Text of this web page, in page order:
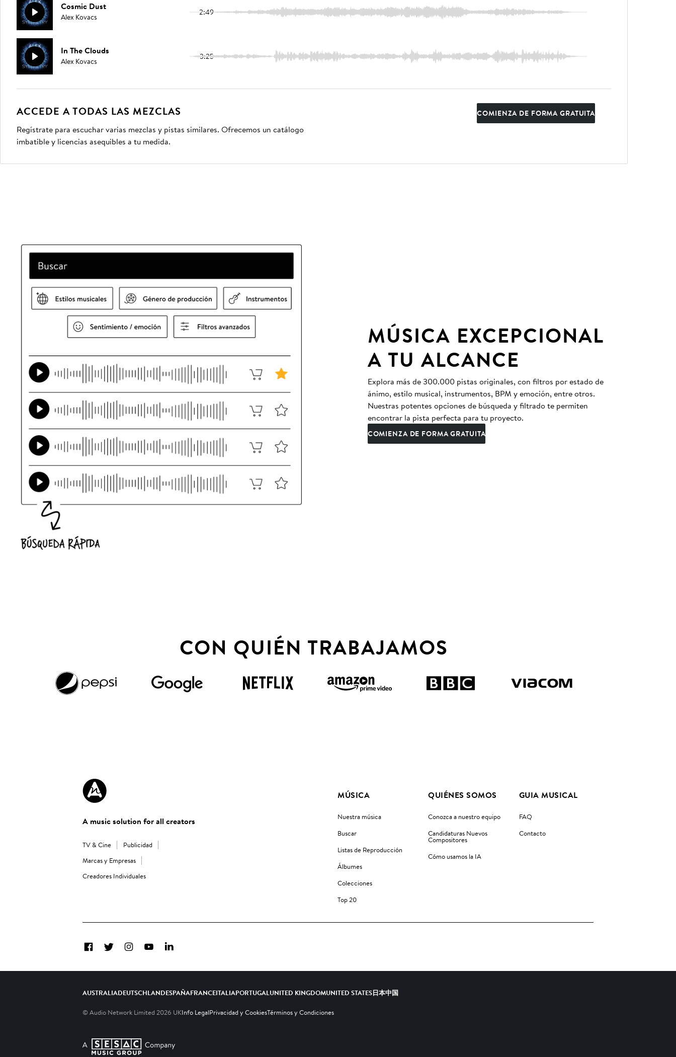
Cosmic Dust
Alex Kovacs 2:49
In The Clouds
Alex Kovacs 3:25
ACCEDE A TODAS LAS MEZCLAS
Regístrate para escuchar varias mezclas y pistas similares. Ofrecemos un catálogo
imbatible y licencias asequibles a tu medida.
COMIENZA DE FORMA GRATUITA
MÚSICA EXCEPCIONAL
A TU ALCANCE
Explora más de 300.000 pistas originales, con filtros por estado de
ánimo, estilo musical, instrumentos, BPM y emoción, entre otros.
Nuestras potentes opciones de búsqueda y filtrado te permiten
encontrar la pista perfecta para tu proyecto.
COMIENZA DE FORMA GRATUITA
CON QUIÉN TRABAJAMOS
A music solution for all creators
TV & Cine
Publicidad
Marcas y Empresas
Creadores Individuales
MÚSICA
Nuestra música
Buscar
Listas de Reproducción
Álbumes
Colecciones
Top 20
QUIÉNES SOMOS
Conozca a nuestro equipo
Candidaturas Nuevos
Compositores
Cómo usamos la IA
GUIA MUSICAL
FAQ
Contacto
FacebookTwitterInstagramYouTubeLinkedIn
AUSTRALIADEUTSCHLANDESPAÑAFRANCEITALIAPORTUGALUNITED KINGDOMUNITED STATES日本中国
© Audio Network Limited 2026 UKInfo LegalPrivacidad y CookiesTérminos y Condiciones
A SESAC Company